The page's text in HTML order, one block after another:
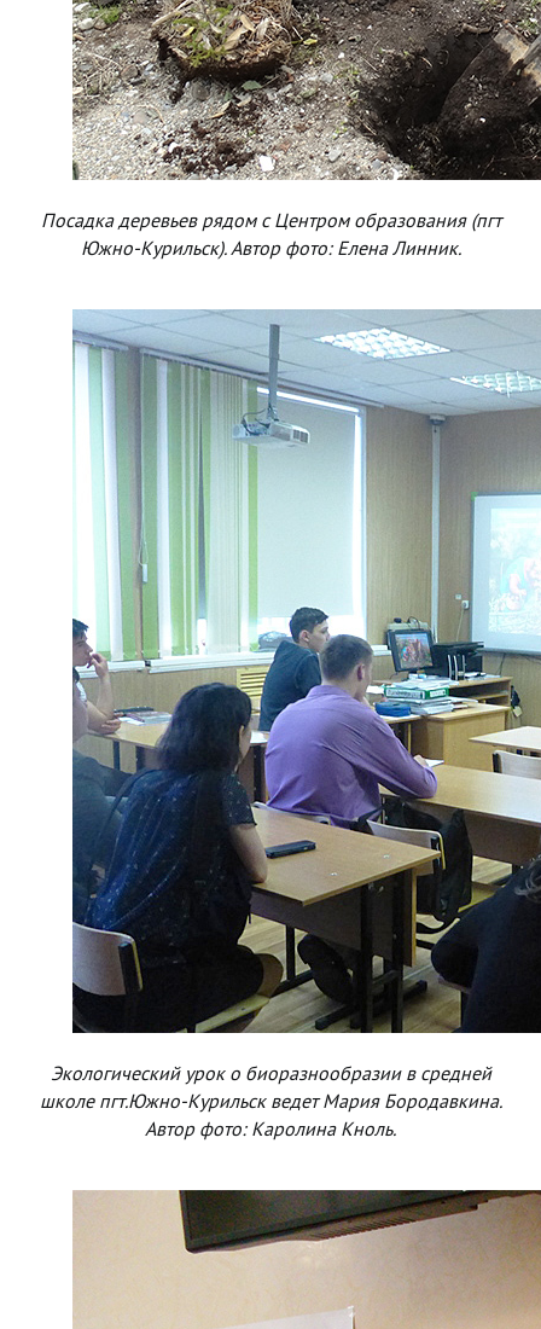
Посадка деревьев рядом с Центром образования (пгт
Южно-Курильск). Автор фото: Елена Линник.
Экологический урок о биоразнообразии в средней
школе пгт.Южно-Курильск ведет Мария Бородавкина.
Автор фото: Каролина Кноль.